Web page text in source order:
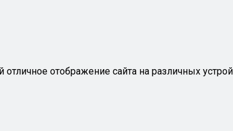
отображение сайта на различных